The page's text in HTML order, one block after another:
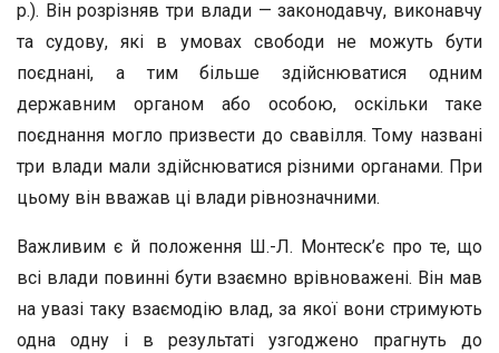
р.). Він розрізняв три влади — законодавчу, виконавчу
та судову, які в умовах свободи не можуть бути
поєднані, а тим більше здійснюватися одним
державним органом або особою, оскільки таке
поєднання могло призвести до свавілля. Тому названі
три влади мали здійснюватися різними органами. При
цьому він вважав ці влади рівнозначними.
Важливим є й положення Ш.-Л. Монтеск’є про те, що
всі влади повинні бути взаємно врівноважені. Він мав
на увазі таку взаємодію влад, за якої вони стримують
одна одну і в результаті узгоджено прагнуть до